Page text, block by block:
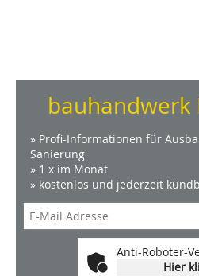
bauhandwerk
» Profi-Informationen für
Sanierung
» 1 x im Monat
» kostenlos und jederzeit
Anti-Roboter-
Hier